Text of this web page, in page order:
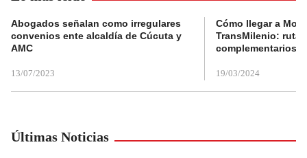
Abogados señalan como irregulares
convenios ente alcaldía de Cúcuta y
AMC
13/07/2023
Cómo llegar a
TransMilenio:
complementarios
19/03/2024
Últimas Noticias